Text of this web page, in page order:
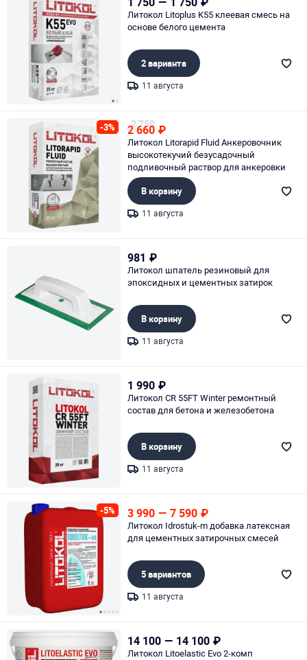
Литокол Litoplus K55 клеевая смесь на
основе белого цемента
2 варианта
11 августа
-3% 2 750
2 660 ₽
Литокол Litorapid Fluid Анкеровочник
высокотекучий безусадочный
подливочный раствор для анкеровки
В корзину
11 августа
981 ₽
Литокол шпатель резиновый для
эпоксидных и цементных затирок
В корзину
11 августа
1 990 ₽
Литокол CR 55FT Winter ремонтный
состав для бетона и железобетона
В корзину
11 августа
-5% 3 990 — 7 590 ₽
Литокол Idrostuk-m добавка латексная
для цементных затирочных смесей
5 вариантов
11 августа
14 100 — 14 100 ₽
Литокол Litoelastic Evo 2-комп